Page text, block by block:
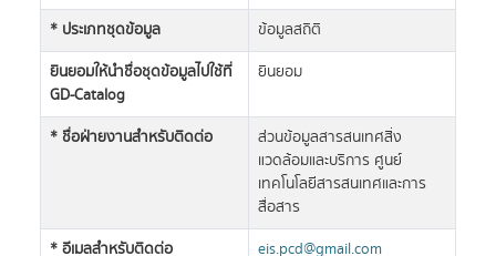
* ประเภทชุดข้อมูล
ข้อมูลสถิติ
ยินยอมให้นำชื่อชุดข้อมูลไปใช้ที่
GD-Catalog
ยินยอม
* ชื่อฝ่ายงานสำหรับติดต่อ
ส่วนข้อมูลสารสนเทศสิ่ง
แวดล้อมและบริการ ศูนย์
เทคโนโลยีสารสนเทศและการ
สื่อสาร
* อีเมลสำหรับติดต่อ
eis.pcd@gmail.com